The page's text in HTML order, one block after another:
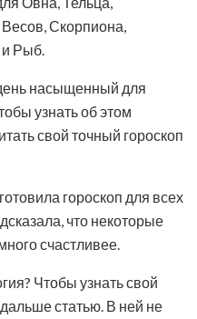
Скорпиона,
Рыб.
насыщенный для
узнать об этом
свой точный гороскоп
гороскоп для всех
что некоторые
счастливее.
Чтобы узнать свой
дальше статью. В ней не